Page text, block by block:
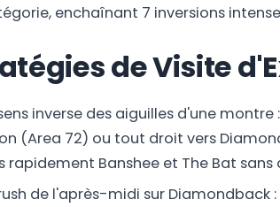
enchaînant 7 inversions
de Visite
inverse des aiguilles d'une
(Area 72) ou tout droit vers
rapidement Banshee et The Bat
de l'après-midi sur